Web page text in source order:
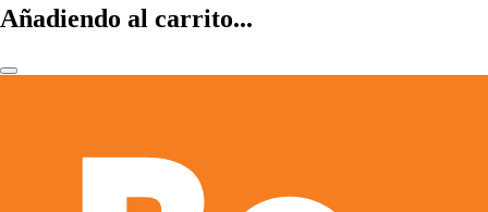
Añadiendo al carrito...